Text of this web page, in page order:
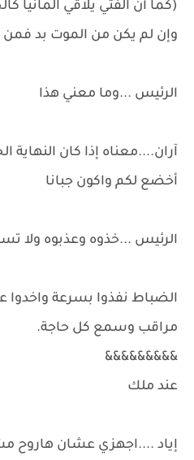
(كما أن الفتي يلاقي المانيا
وإن لم يكن من الموت بد فمن
الرئيس ...وما معني هذا
آران....معناه إذا كان النهاية
أخضع لكم واكون جبانا
الرئيس ...خذوه وعذبوه ولا
الضباط نفذوا بسرعة
مراقب وسمع كل حاجة.
&&&&&&&&&
عند ملك
إياد ....اجهزي عشان هاروح